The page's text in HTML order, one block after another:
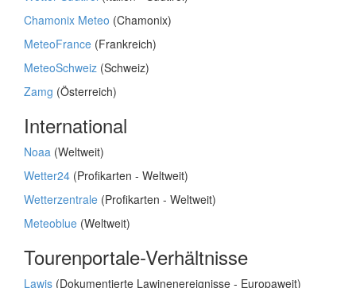
Chamonix Meteo (Chamonix)
MeteoFrance (Frankreich)
MeteoSchweiz (Schweiz)
Zamg (Österreich)
International
Noaa (Weltweit)
Wetter24 (Profikarten - Weltweit)
Wetterzentrale (Profikarten - Weltweit)
Meteoblue (Weltweit)
Tourenportale-Verhältnisse
Lawis (Dokumentierte Lawinenereignisse - Europaweit)